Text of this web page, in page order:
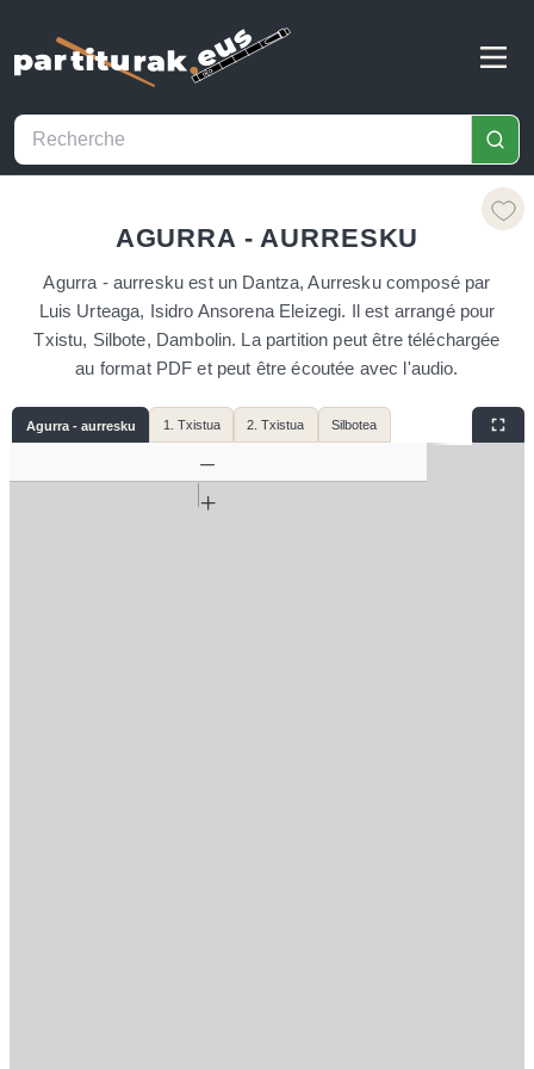
AGURRA - AURRESKU
Agurra - aurresku est un Dantza, Aurresku composé par
Luis Urteaga, Isidro Ansorena Eleizegi. Il est arrangé pour
Txistu, Silbote, Dambolin. La partition peut être téléchargée
au format PDF et peut être écoutée avec l'audio.
Agurra - aurresku 1. Txistua 2. Txistua Silbotea